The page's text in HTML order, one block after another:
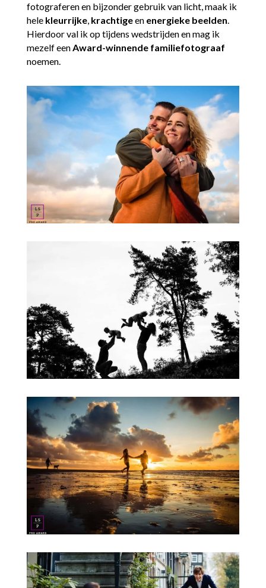
fotograferen en bijzonder gebruik van licht, maak ik
hele kleurrijke, krachtigeen energieke beelden.
Hierdoor val ik op tijdens wedstrijden en mag ik
mezelf eenAward-winnende familiefotograaf
noemen.